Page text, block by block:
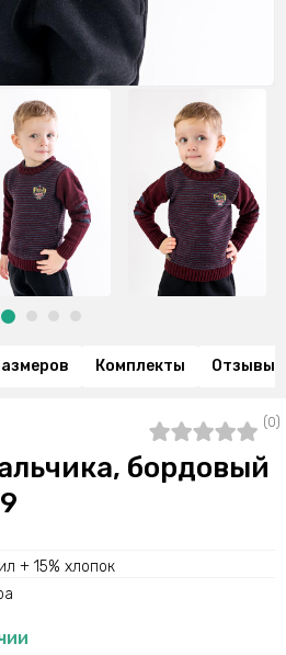
Комплекты Отзывы
(0)
бордовый
+ 15% хлопок